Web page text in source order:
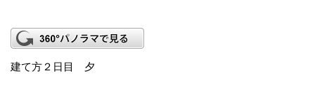
建て方２日目 夕